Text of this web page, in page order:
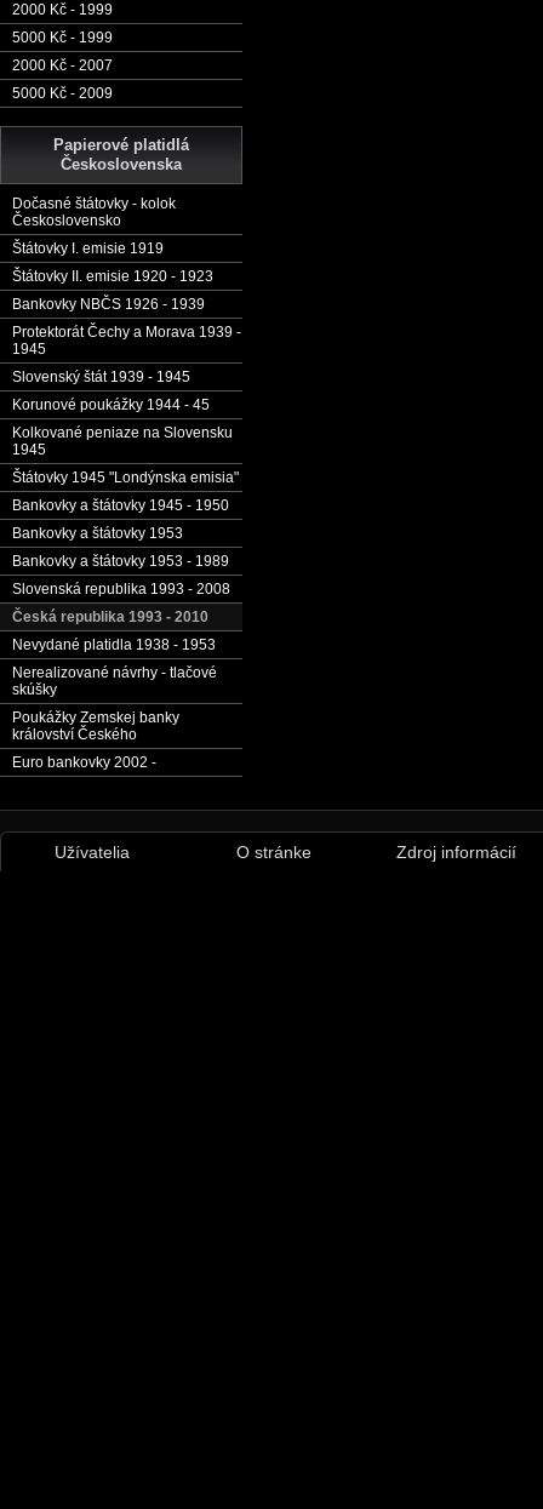
2000 Kč - 1999
5000 Kč - 1999
2000 Kč - 2007
5000 Kč - 2009
Papierové platidlá
Československa
Dočasné štátovky - kolok
Československo
Štátovky I. emisie 1919
Štátovky II. emisie 1920 - 1923
Bankovky NBČS 1926 - 1939
Protektorát Čechy a Morava 1939 -
1945
Slovenský štát 1939 - 1945
Korunové poukážky 1944 - 45
Kolkované peniaze na Slovensku
1945
Štátovky 1945 "Londýnska emisia"
Bankovky a štátovky 1945 - 1950
Bankovky a štátovky 1953
Bankovky a štátovky 1953 - 1989
Slovenská republika 1993 - 2008
Česká republika 1993 - 2010
Nevydané platidla 1938 - 1953
Nerealizované návrhy - tlačové
skúšky
Poukážky Zemskej banky
království Českého
Euro bankovky 2002 -
Užívatelia O stránke Zdroj informácií